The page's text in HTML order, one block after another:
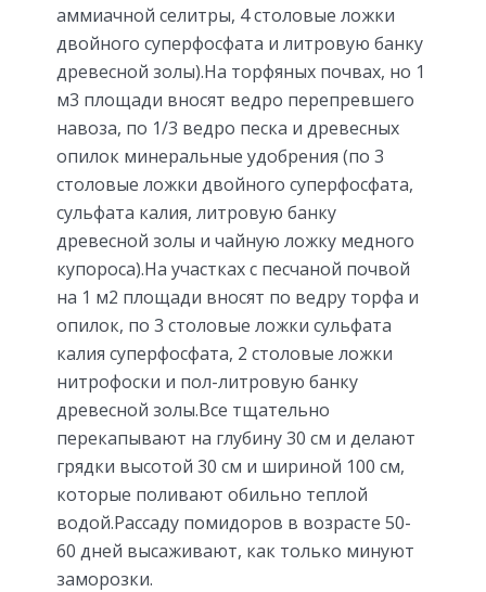
аммиачной селитры, 4 столовые ложки
двойного суперфосфата и литровую банку
древесной золы).На торфяных почвах, но 1
м3 площади вносят ведро перепревшего
навоза, по 1/3 ведро песка и древесных
опилок минеральные удобрения (по 3
столовые ложки двойного суперфосфата,
сульфата калия, литровую банку
древесной золы и чайную ложку медного
купороса).На участках с песчаной почвой
на 1 м2 площади вносят по ведру торфа и
опилок, по 3 столовые ложки сульфата
калия суперфосфата, 2 столовые ложки
нитрофоски и пол-литровую банку
древесной золы.Все тщательно
перекапывают на глубину 30 см и делают
грядки высотой 30 см и шириной 100 см,
которые поливают обильно теплой
водой.Рассаду помидоров в возрасте 50-
60 дней высаживают, как только минуют
заморозки.